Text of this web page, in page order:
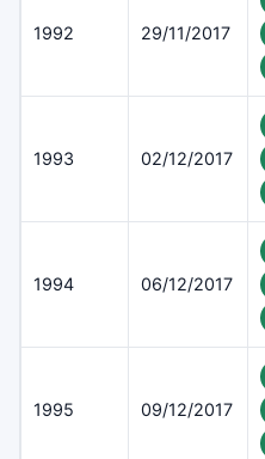
1992 29/11/2017
1993 02/12/2017
1994 06/12/2017
1995 09/12/2017